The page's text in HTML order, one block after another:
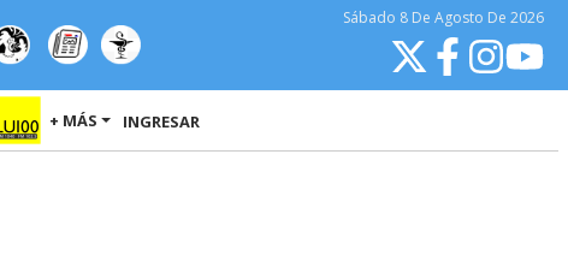
Sábado 8 De Agosto De 2026
+ MÁS INGRESAR